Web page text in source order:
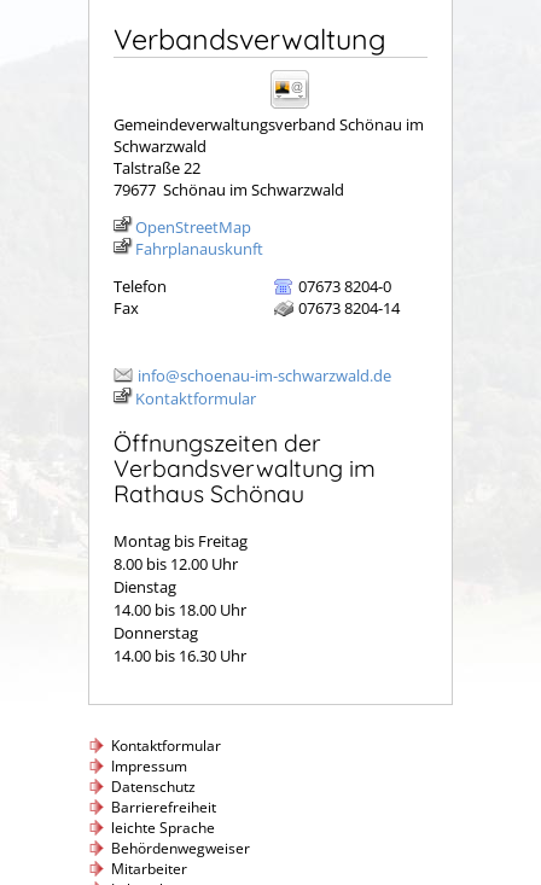
Verbandsverwaltung
Gemeindeverwaltungsverband Schönau im
Schwarzwald
Talstraße 22
79677 Schönau im Schwarzwald
OpenStreetMap
Fahrplanauskunft
Telefon
07673 8204-0
Fax
07673 8204-14
info@schoenau-im-schwarzwald.de
Kontaktformular
Öffnungszeiten der
Verbandsverwaltung im
Rathaus Schönau
Montag bis Freitag
8.00 bis 12.00 Uhr
Dienstag
14.00 bis 18.00 Uhr
Donnerstag
14.00 bis 16.30 Uhr
Kontaktformular
Impressum
Datenschutz
Barrierefreiheit
leichte Sprache
Behördenwegweiser
Mitarbeiter